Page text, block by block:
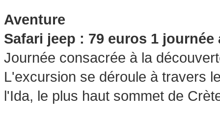
Aventure
Safari jeep : 79 euros 1 journée
Journée consacrée à la
L'excursion se déroule à travers
l'Ida, le plus haut sommet de